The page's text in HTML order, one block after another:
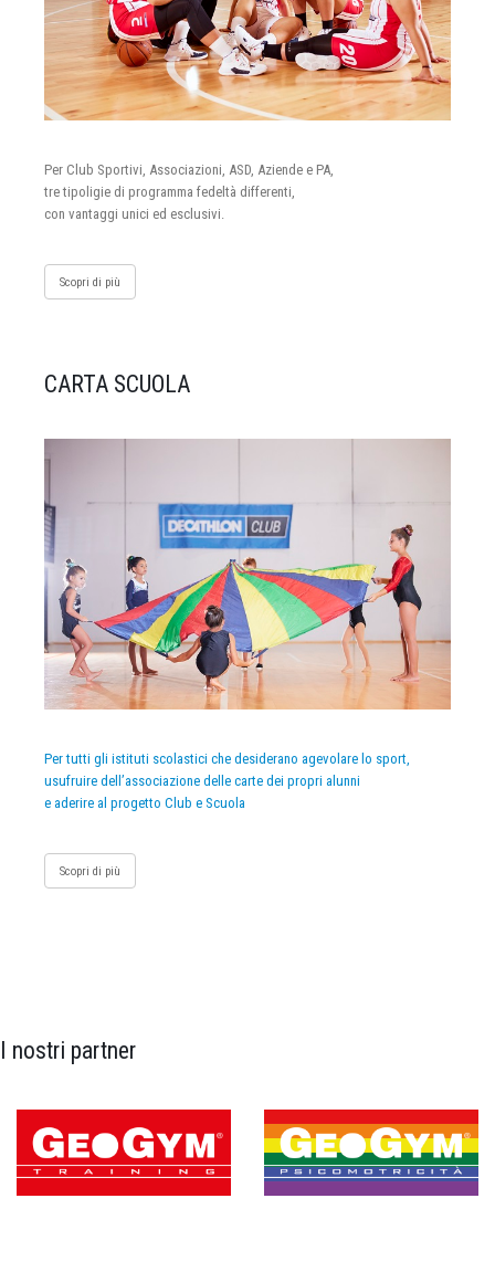
Per Club Sportivi, Associazioni, ASD, Aziende e PA,
tre tipoligie di programma fedeltà differenti,
con vantaggi unici ed esclusivi.
Scopri di più
CARTA SCUOLA
Per tutti gli istituti scolastici che desiderano agevolare lo sport,
usufruire dell’associazione delle carte dei propri alunni
e aderire al progetto Club e Scuola
Scopri di più
I nostri partner